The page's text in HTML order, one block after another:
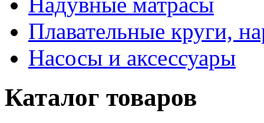
Плавательные круги,
Насосы и аксессуары
Каталог товаров